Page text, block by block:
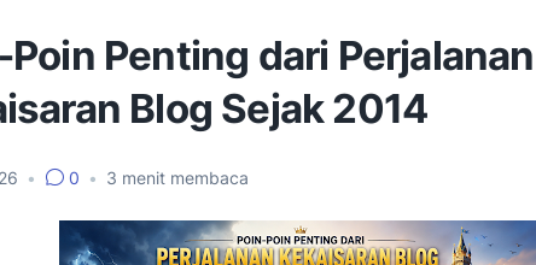
Poin Penting dari Perjalanan
Blog Sejak 2014
• 0 • 3 menit membaca